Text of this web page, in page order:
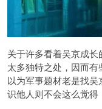
关于许多看着吴京成
太多独特之处，因而有
以为军事题材老是找
识他人则不会这么觉得